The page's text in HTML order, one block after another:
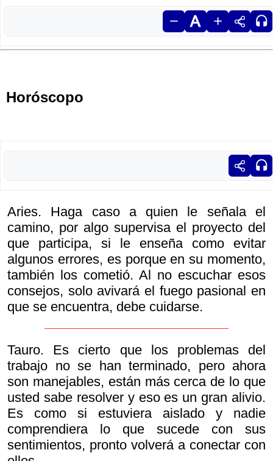
Horóscopo
Aries. Haga caso a quien le señala el
camino, por algo supervisa el proyecto del
que participa, si le enseña como evitar
algunos errores, es porque en su momento,
también los cometió. Al no escuchar esos
consejos, solo avivará el fuego pasional en
que se encuentra, debe cuidarse.
Tauro. Es cierto que los problemas del
trabajo no se han terminado, pero ahora
son manejables, están más cerca de lo que
usted sabe resolver y eso es un gran alivio.
Es como si estuviera aislado y nadie
comprendiera lo que sucede con sus
sentimientos, pronto volverá a conectar con